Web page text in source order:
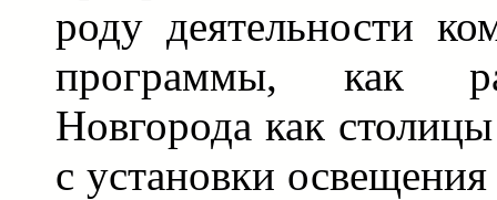
роду деятельности
программы, как
Новгорода как
с установки